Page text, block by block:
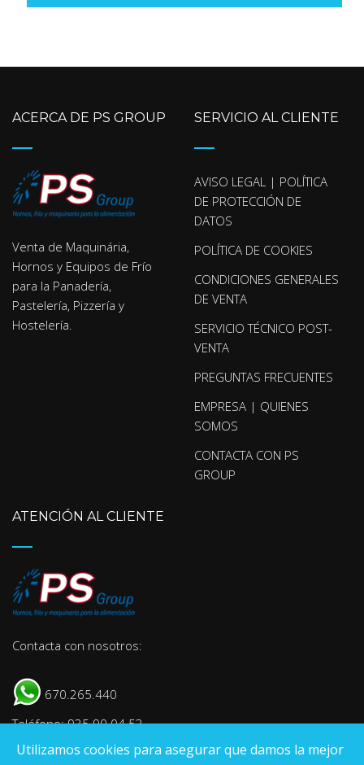
ACERCA DE PS GROUP
Venta de Maquinária,
Hornos y Equipos de Frío
para la Panadería,
Pastelería, Pizzería y
Hostelería.
SERVICIO AL CLIENTE
AVISO LEGAL | POLÍTICA
DE PROTECCIÓN DE
DATOS
POLÍTICA DE COOKIES
CONDICIONES GENERALES
DE VENTA
SERVICIO TÉCNICO POST-
VENTA
PREGUNTAS FRECUENTES
EMPRESA | QUIENES
SOMOS
CONTACTA CON PS
GROUP
ATENCIÓN AL CLIENTE
Contacta con nosotros:
670.265.440
Teléfono: 935 90 04 53
E-mail:info@psgroup.es
Utilizamos cookies para asegurar que damos la mejor